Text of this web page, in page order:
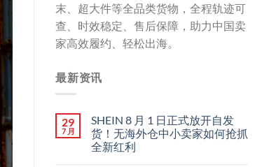
末、超大件等全品类货物，全程轨迹可
查、时效稳定、售后保障，助力中国卖
家高效履约、轻松出海。
最新资讯
29
7 月
SHEIN 8 月 1 日正式放开自发
货！无海外仓中小卖家如何抢抓
全新红利